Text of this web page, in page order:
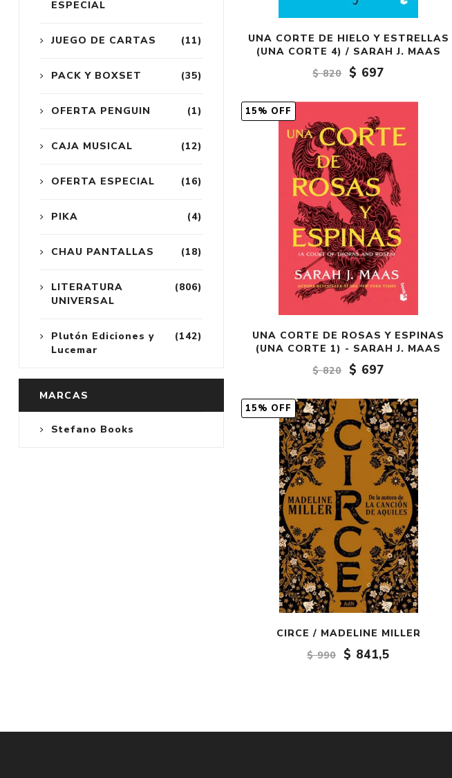
UNA CORTE DE HIELO Y ESTRELLAS
(UNA CORTE 4) / SARAH J. MAAS
$ 820
$ 697
15% OFF
UNA CORTE DE ROSAS Y ESPINAS
(UNA CORTE 1) - SARAH J. MAAS
$ 820
$ 697
15% OFF
CIRCE / MADELINE MILLER
$ 990
$ 841,5
ESPECIAL
(11)
JUEGO DE CARTAS
(35)
PACK Y BOXSET
(1)
OFERTA PENGUIN
(12)
CAJA MUSICAL
(16)
OFERTA ESPECIAL
(4)
PIKA
(18)
CHAU PANTALLAS
(806)
LITERATURA
UNIVERSAL
(142)
Plutón Ediciones y
Lucemar
MARCAS
Stefano Books